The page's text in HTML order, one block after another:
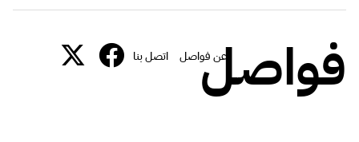
فواصل
عن فواصل اتصل بنا